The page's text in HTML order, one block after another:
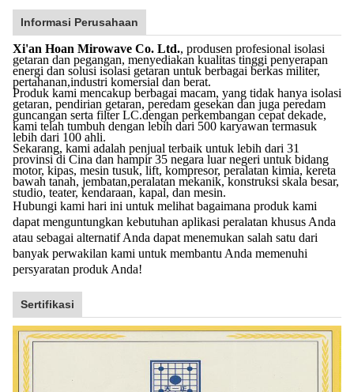
Informasi Perusahaan
Xi'an Hoan Mirowave Co. Ltd., produsen profesional isolasi
getaran dan pegangan, menyediakan kualitas tinggi penyerapan
energi dan solusi isolasi getaran untuk berbagai berkas militer,
pertahanan,industri komersial dan berat.
Produk kami mencakup berbagai macam, yang tidak hanya isolasi
getaran, pendirian getaran, peredam gesekan dan juga peredam
guncangan serta filter LC.dengan perkembangan cepat dekade,
kami telah tumbuh dengan lebih dari 500 karyawan termasuk
lebih dari 100 ahli.
Sekarang, kami adalah penjual terbaik untuk lebih dari 31
provinsi di Cina dan hampir 35 negara luar negeri untuk bidang
motor, kipas, mesin tusuk, lift, kompresor, peralatan kimia, kereta
bawah tanah, jembatan,peralatan mekanik, konstruksi skala besar,
studio, teater, kendaraan, kapal, dan mesin.
Hubungi kami hari ini untuk melihat bagaimana produk kami
dapat menguntungkan kebutuhan aplikasi peralatan khusus Anda
atau sebagai alternatif Anda dapat menemukan salah satu dari
banyak perwakilan kami untuk membantu Anda memenuhi
persyaratan produk Anda!
Sertifikasi